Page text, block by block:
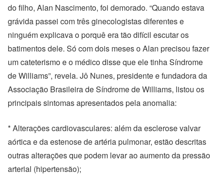
do filho, Alan Nascimento, foi demorado. “Quando estava
grávida passei com três ginecologistas diferentes e
ninguém explicava o porquê era tão difícil escutar os
batimentos dele. Só com dois meses o Alan precisou fazer
um cateterismo e o médico disse que ele tinha Síndrome
de Williams”, revela. Jô Nunes, presidente e fundadora da
Associação Brasileira de Síndrome de Williams, listou os
principais sintomas apresentados pela anomalia:
* Alterações cardiovasculares: além da esclerose valvar
aórtica e da estenose de artéria pulmonar, estão descritas
outras alterações que podem levar ao aumento da pressão
arterial (hipertensão);